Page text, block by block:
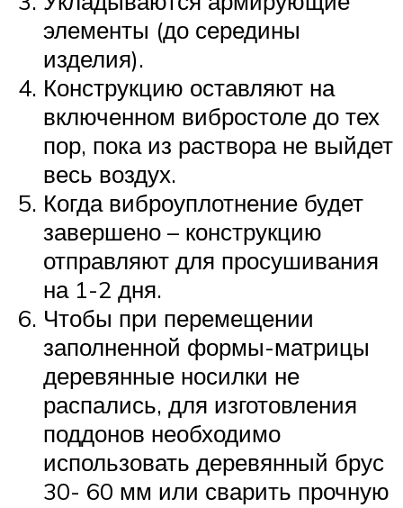
элементы (до середины
изделия).
Конструкцию оставляют на
включенном вибростоле до тех
пор, пока из раствора не выйдет
весь воздух.
Когда виброуплотнение будет
завершено – конструкцию
отправляют для просушивания
на 1-2 дня.
Чтобы при перемещении
заполненной формы-матрицы
деревянные носилки не
распались, для изготовления
поддонов необходимо
использовать деревянный брус
30- 60 мм или сварить прочную